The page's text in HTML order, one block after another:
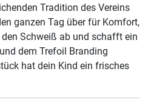
Tradition des Vereins
ganzen Tag über für Komfort,
Schweiß ab und schafft ein
dem Trefoil Branding
hat dein Kind ein frisches